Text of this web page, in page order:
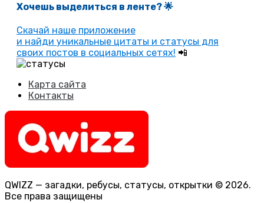
Хочешь выделиться в ленте? 🌟
Скачай наше приложение
и найди уникальные цитаты и статусы для
своих постов в социальных сетях! 📲
Карта сайта
Контакты
QWIZZ — загадки, ребусы, статусы, открытки © 2026.
Все права защищены